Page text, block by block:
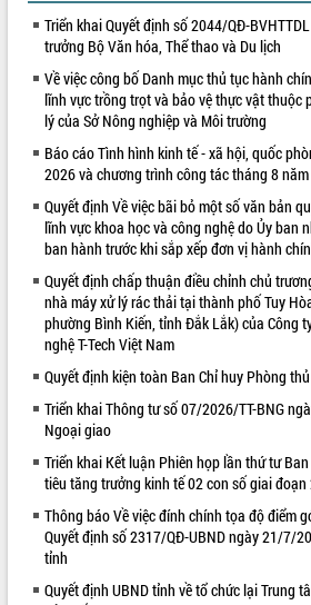
VIDEO
Khám bệnh, cấp phát thuốc miễn phí
và tặng quà người dân xã Cư Pui
Hội nghị UBND tỉnh Đắk Lắk thường kỳ
tháng 7/2026
Lễ truy tặng danh hiệu “Bà Mẹ Việt
Nam Anh hùng” và trao Huân chương
UBND tỉnh Đắk Lắk triển khai nhiệm
vụ 6 tháng cuối năm 2026
Kỳ họp thứ Hai, Hội đồng nhân dân
ALBUM ẢNH
Triển khai Quyết định số 2044/QĐ-
trưởng Bộ Văn hóa, Thể thao và Du lịch
Về việc công bố Danh mục thủ tục hành
lĩnh vực trồng trọt và bảo vệ thực vật thuộc
lý của Sở Nông nghiệp và Môi trường
Báo cáo Tình hình kinh tế - xã hội, quốc
2026 và chương trình công tác tháng 8
Quyết định Về việc bãi bỏ một số văn bản
lĩnh vực khoa học và công nghệ do Ủy ban
ban hành trước khi sắp xếp đơn vị hành
Quyết định chấp thuận điều chỉnh chủ
nhà máy xử lý rác thải tại thành phố Tuy
phường Bình Kiến, tỉnh Đắk Lắk) của Công
nghệ T-Tech Việt Nam
Quyết định kiện toàn Ban Chỉ huy Phòng
Triển khai Thông tư số 07/2026/TT-BNG
Ngoại giao
Triển khai Kết luận Phiên họp lần thứ tư
tiêu tăng trưởng kinh tế 02 con số giai
Thông báo Về việc đính chính tọa độ điểm
Quyết định số 2317/QĐ-UBND ngày 21/7/
tỉnh
Quyết định UBND tỉnh về tổ chức lại Trung